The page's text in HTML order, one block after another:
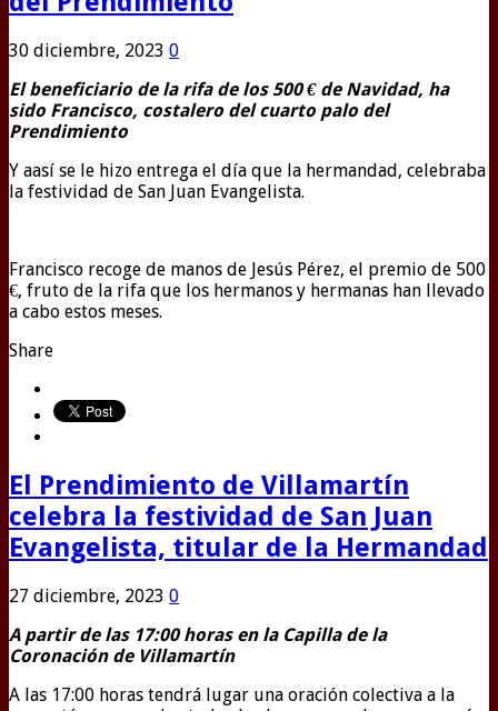
30 diciembre, 2023 0
El beneficiario de la rifa de los 500 € de Navidad, ha
sido Francisco, costalero del cuarto palo del
Prendimiento
Y aasí se le hizo entrega el día que la hermandad, celebraba
la festividad de San Juan Evangelista.
Francisco recoge de manos de Jesús Pérez, el premio de 500
€, fruto de la rifa que los hermanos y hermanas han llevado
a cabo estos meses.
Share
El Prendimiento de Villamartín
celebra la festividad de San Juan
Evangelista, titular de la Hermandad
27 diciembre, 2023 0
A partir de las 17:00 horas en la Capilla de la
Coronación de Villamartín
A las 17:00 horas tendrá lugar una oración colectiva a la